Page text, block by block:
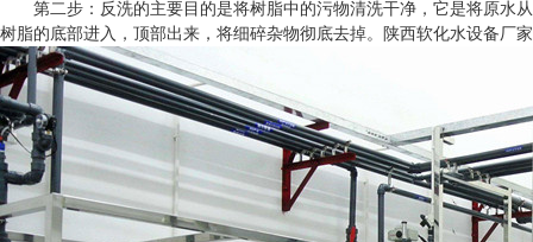
第二步：反洗的主要目的是将树脂中的污物清洗干净，它是将原水从
树脂的底部进入，顶部出来，将细碎杂物彻底去掉。
陕西软化水设备厂家